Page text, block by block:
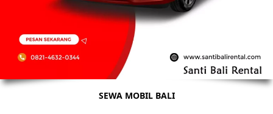
SEWA MOBIL BALI